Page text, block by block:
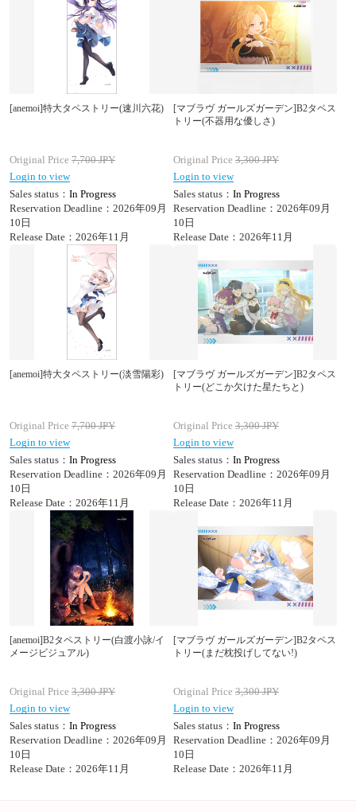
[anemoi]特大タペストリー(速川六花)
Original Price 7,700JPY
Login to view
Sales status： In Progress
Reservation Deadline：2026年09月
10日
Release Date：2026年11月
[マブラヴ ガールズガーデン]B2タペス
トリー(不器用な優しさ)
Original Price 3,300JPY
Login to view
Sales status： In Progress
Reservation Deadline：2026年09月
10日
Release Date：2026年11月
[anemoi]特大タペストリー(淡雪陽彩)
Original Price 7,700JPY
Login to view
Sales status： In Progress
Reservation Deadline：2026年09月
10日
Release Date：2026年11月
[マブラヴ ガールズガーデン]B2タペス
トリー(どこか欠けた星たちと)
Original Price 3,300JPY
Login to view
Sales status： In Progress
Reservation Deadline：2026年09月
10日
Release Date：2026年11月
[anemoi]B2タペストリー(白渡小詠/イ
メージビジュアル)
Original Price 3,300JPY
Login to view
Sales status： In Progress
Reservation Deadline：2026年09月
10日
Release Date：2026年11月
[マブラヴ ガールズガーデン]B2タペス
トリー(まだ枕投げしてない!)
Original Price 3,300JPY
Login to view
Sales status： In Progress
Reservation Deadline：2026年09月
10日
Release Date：2026年11月